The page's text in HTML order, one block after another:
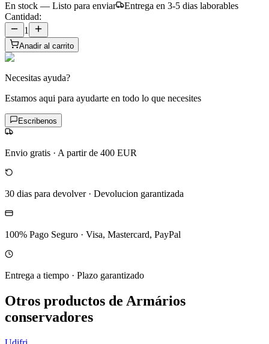
En stock — Listo para enviar
Entrega en 3-5 dias laborables
Cantidad:
1
Anadir al carrito
Necesitas ayuda?
Estamos aqui para ayudarte en todo lo que necesites
Escribenos
Envio gratis · A partir de 400 EUR
30 dias para devolver· Devolucion garantizada
100% Pago Seguro · Visa, Mastercard, PayPal
Entrega a tiempo · Plazo garantizado
Otros productos de Armários
conservadores